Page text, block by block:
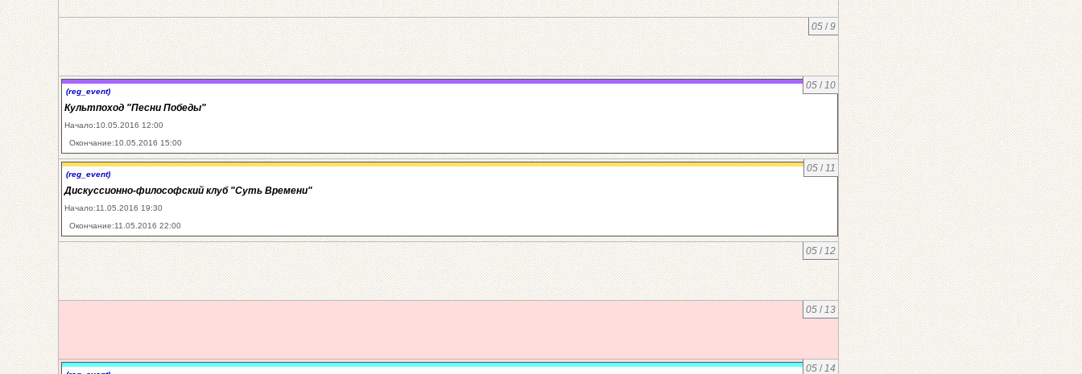
05 /9
05 /10
(reg_event)
Культпоход "Песни Победы"
Начало:10.05.2016 12:00
Окончание:10.05.2016 15:00
05 /11
(reg_event)
Дискуссионно-философский клуб "Суть Времени"
Начало:11.05.2016 19:30
Окончание:11.05.2016 22:00
05 /12
05 /13
05 /14